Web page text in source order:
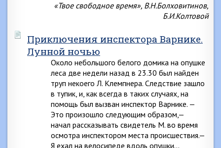
«Твое свободное время», В.Н.Болховитинов,
Б.И.Колтовой
Приключения инспектора Варнике.
Лунной ночью
Около небольшого белого домика на опушке
леса две недели назад в 23.30 был найден
труп некоего Л. Клемпнера. Следствие зашло
в тупик, и, как всегда в таких случаях, на
помощь был вызван инспектор Варнике. —
Это произошло следующим образом,—
начал рассказывать свидетель М. во время
осмотра инспектором места происшествия.—
Я ехал на велосипеде вдоль опушки…